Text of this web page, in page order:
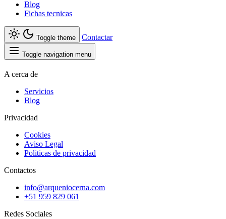
Blog
Fichas tecnicas
Toggle theme Contactar
Toggle navigation menu
A cerca de
Servicios
Blog
Privacidad
Cookies
Aviso Legal
Politicas de privacidad
Contactos
info@arqueniocerna.com
+51 959 829 061
Redes Sociales